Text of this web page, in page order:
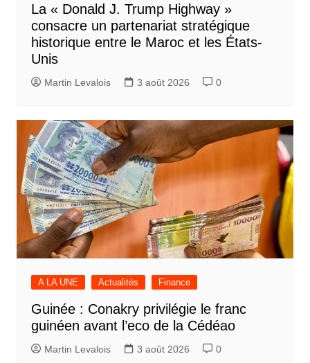
La « Donald J. Trump Highway »
consacre un partenariat stratégique
historique entre le Maroc et les États-
Unis
Martin Levalois 3 août 2026 0
A LA UNE Actualités Finance
Guinée : Conakry privilégie le franc
guinéen avant l’eco de la Cédéao
Martin Levalois 3 août 2026 0